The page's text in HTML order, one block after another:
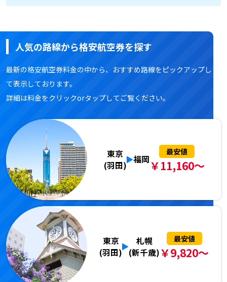
人気の路線から格安航空券を探す
最新の格安航空券料金の中から、おすすめ路線をピックアップし
て表示しております。
詳細は料金をクリックorタップしてご覧ください。
東京
(羽田) 福岡
最安値
￥11,160～
東京
(羽田)
札幌
(新千歳)
最安値
￥9,820～